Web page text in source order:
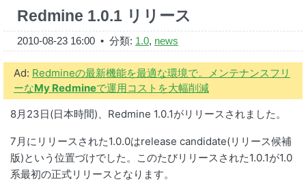
Redmine 1.0.1 リリース
2010-08-23 16:00 • 分類: 1.0, news
Ad: Redmineの最新機能を最適な環境で。メンテナンスフリ
ーなMy Redmineで運用コストを大幅削減
8月23日(日本時間)、Redmine 1.0.1がリリースされました。
7月にリリースされた1.0.0はrelease candidate(リリース候補
版)という位置づけでした。このたびリリースされた1.0.1が1.0
系最初の正式リリースとなります。